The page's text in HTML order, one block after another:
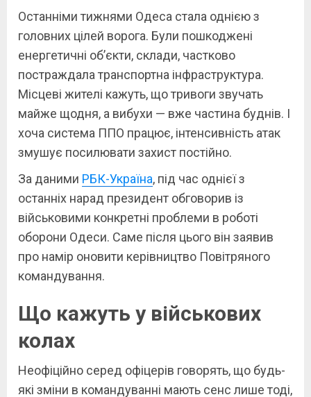
Останніми тижнями Одеса стала однією з
головних цілей ворога. Були пошкоджені
енергетичні об’єкти, склади, частково
постраждала транспортна інфраструктура.
Місцеві жителі кажуть, що тривоги звучать
майже щодня, а вибухи — вже частина буднів. І
хоча система ППО працює, інтенсивність атак
змушує посилювати захист постійно.
За даними РБК-Україна, під час однієї з
останніх нарад президент обговорив із
військовими конкретні проблеми в роботі
оборони Одеси. Саме після цього він заявив
про намір оновити керівництво Повітряного
командування.
Що кажуть у військових
колах
Неофіційно серед офіцерів говорять, що будь-
які зміни в командуванні мають сенс лише тоді,